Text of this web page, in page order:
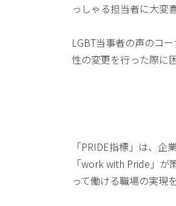
っしゃる担当者に大変
LGBT当事者の声のコ
性の変更を行った際に
「PRIDE指標」は、
「work with Pride」
って働ける職場の実現